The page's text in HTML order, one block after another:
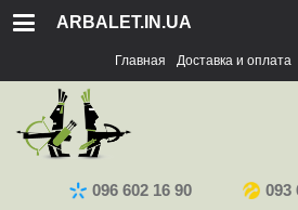
ARBALET.IN.UA
Главная Доставка и оплата
096 602 16 90
093